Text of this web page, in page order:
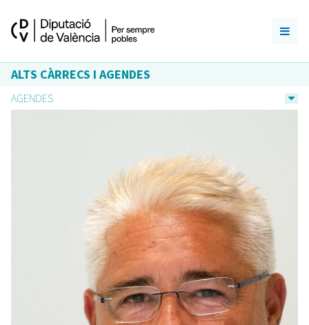
ALTS CÀRRECS I AGENDES
AGENDES